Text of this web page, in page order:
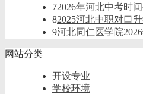
72026年河北中考时
82025河北中职对口
9河北同仁医学院
网站分类
开设专业
学校环境